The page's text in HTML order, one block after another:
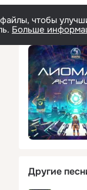
чтобы
Больше
Другие